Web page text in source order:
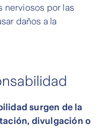
nerviosos por las
daños a la
surgen de la
divulgación o